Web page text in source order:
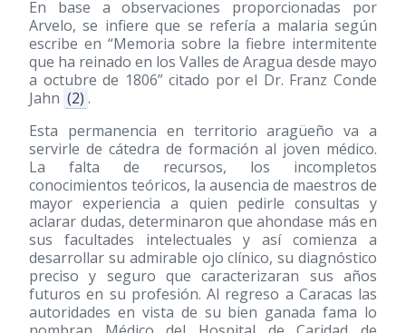
En base a observaciones proporcionadas por
Arvelo, se infiere que se refería a malaria según
escribe en “Memoria sobre la fiebre intermitente
que ha reinado en los Valles de Aragua desde mayo
a octubre de 1806” citado por el Dr. Franz Conde
Jahn (2) .
Esta permanencia en territorio aragüeño va a
servirle de cátedra de formación al joven médico.
La falta de recursos, los incompletos
conocimientos teóricos, la ausencia de maestros de
mayor experiencia a quien pedirle consultas y
aclarar dudas, determinaron que ahondase más en
sus facultades intelectuales y así comienza a
desarrollar su admirable ojo clínico, su diagnóstico
preciso y seguro que caracterizaran sus años
futuros en su profesión. Al regreso a Caracas las
autoridades en vista de su bien ganada fama lo